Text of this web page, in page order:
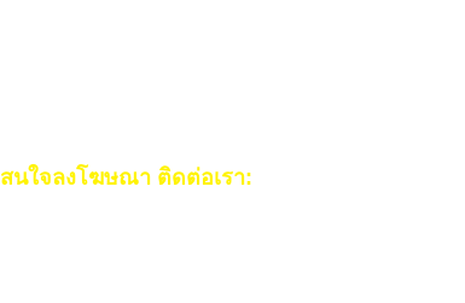
สนใจลงโฆษณา ติดต่อเรา: